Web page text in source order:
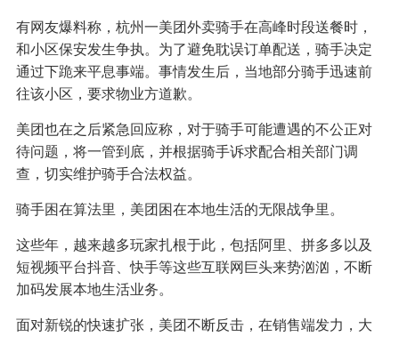
有网友爆料称，杭州一美团外卖骑手在高峰时段送餐时，
和小区保安发生争执。为了避免耽误订单配送，骑手决定
通过下跪来平息事端。事情发生后，当地部分骑手迅速前
往该小区，要求物业方道歉。
美团也在之后紧急回应称，对于骑手可能遭遇的不公正对
待问题，将一管到底，并根据骑手诉求配合相关部门调
查，切实维护骑手合法权益。
骑手困在算法里，美团困在本地生活的无限战争里。
这些年，越来越多玩家扎根于此，包括阿里、拼多多以及
短视频平台抖音、快手等这些互联网巨头来势汹汹，不断
加码发展本地生活业务。
面对新锐的快速扩张，美团不断反击，在销售端发力，大